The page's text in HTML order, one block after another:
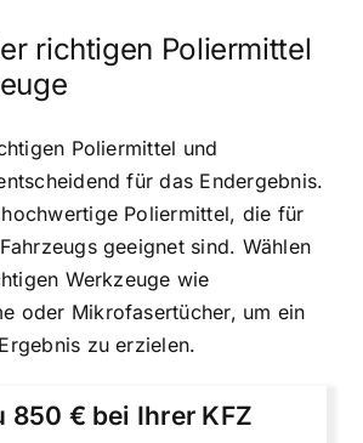
richtigen Poliermittel
Poliermittel und
für das Endergebnis.
Poliermittel, die für
geeignet sind. Wählen
Werkzeuge wie
oder Mikrofasertücher, um ein
zu erzielen.
850 € bei Ihrer KFZ